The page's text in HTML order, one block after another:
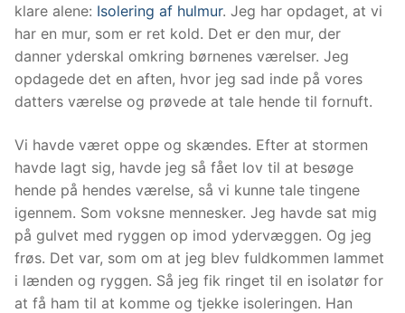
klare alene: Isolering af hulmur. Jeg har opdaget, at vi
har en mur, som er ret kold. Det er den mur, der
danner yderskal omkring børnenes værelser. Jeg
opdagede det en aften, hvor jeg sad inde på vores
datters værelse og prøvede at tale hende til fornuft.
Vi havde været oppe og skændes. Efter at stormen
havde lagt sig, havde jeg så fået lov til at besøge
hende på hendes værelse, så vi kunne tale tingene
igennem. Som voksne mennesker. Jeg havde sat mig
på gulvet med ryggen op imod ydervæggen. Og jeg
frøs. Det var, som om at jeg blev fuldkommen lammet
i lænden og ryggen. Så jeg fik ringet til en isolatør for
at få ham til at komme og tjekke isoleringen. Han